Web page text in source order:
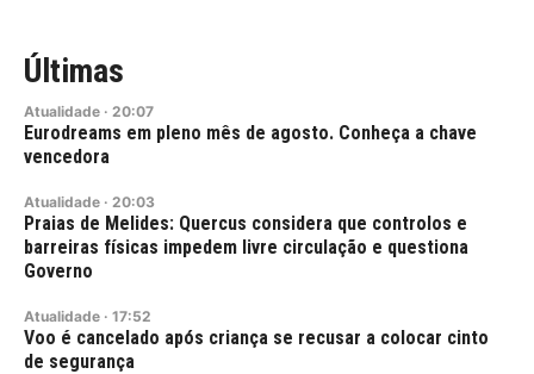
Últimas
Atualidade · 20:07
Eurodreams em pleno mês de agosto. Conheça a chave
vencedora
Atualidade · 20:03
Praias de Melides: Quercus considera que controlos e
barreiras físicas impedem livre circulação e questiona
Governo
Atualidade · 17:52
Voo é cancelado após criança se recusar a colocar cinto
de segurança